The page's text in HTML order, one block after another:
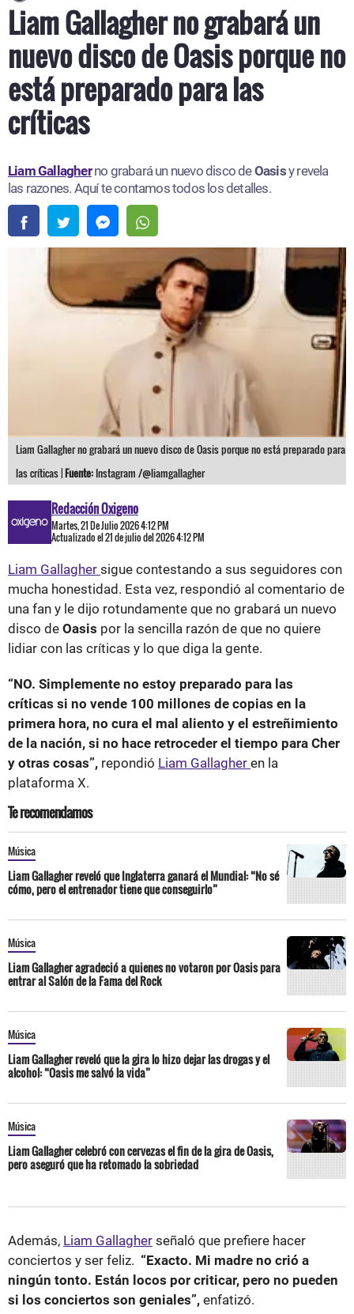
Liam Gallagher no grabará un
nuevo disco de Oasis porque no
está preparado para las
críticas
Liam Gallagherno grabará un nuevo disco deOasisy revela
las razones. Aquí te contamos todos los detalles.
Liam Gallagher no grabará un nuevo disco de Oasis porque no está preparado para
las críticas |Fuente: Instagram /@liamgallagher
Redacción Oxigeno
Martes, 21 De Julio 2026 4:12 PM
Actualizado el 21 de julio del 2026 4:12 PM
Liam Gallagher sigue contestando a sus seguidores con
mucha honestidad. Esta vez, respondió al comentario de
una fan y le dijo rotundamente que no grabará un nuevo
disco de Oasis por la sencilla razón de que no quiere
lidiar con las críticas y lo que diga la gente.
“NO. Simplemente no estoy preparado para las
críticas si no vende 100 millones de copias en la
primera hora, no cura el mal aliento y el estreñimiento
de la nación, si no hace retroceder el tiempo para Cher
y otras cosas”, repondió Liam Gallagher en la
plataforma X.
Te recomendamos
Música
Liam Gallagher reveló que Inglaterra ganará el Mundial: “No sé
cómo, pero el entrenador tiene que conseguirlo”
Música
Liam Gallagher agradeció a quienes no votaron por Oasis para
entrar al Salón de la Fama del Rock
Música
Liam Gallagher reveló que la gira lo hizo dejar las drogas y el
alcohol: “Oasis me salvó la vida”
Música
Liam Gallagher celebró con cervezas el fin de la gira de Oasis,
pero aseguró que ha retomado la sobriedad
Además, Liam Gallagher señaló que prefiere hacer
conciertos y ser feliz. “Exacto. Mi madre no crió a
ningún tonto. Están locos por criticar, pero no pueden
si los conciertos son geniales”, enfatizó.